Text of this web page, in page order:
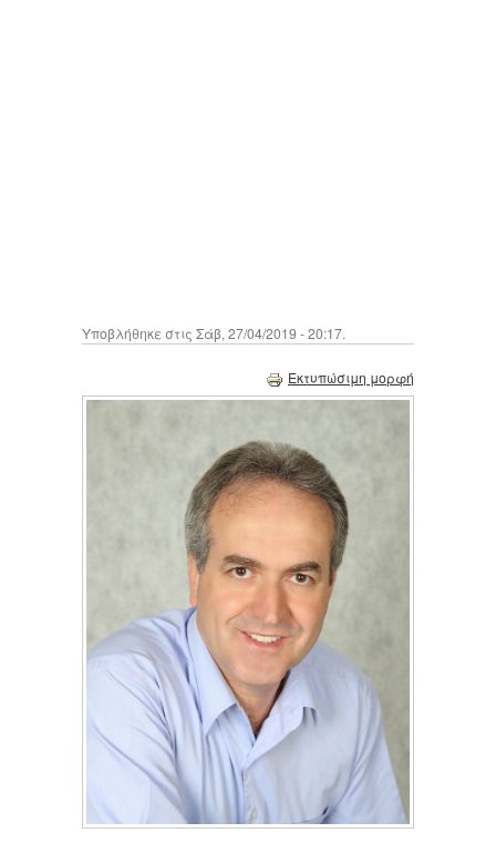
Υποβλήθηκε στις Σάβ, 27/04/2019 - 20:17.
Εκτυπώσιμη μορφή